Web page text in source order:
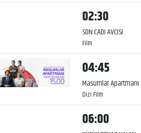
02:30
SON CADI AVCISI
Film
04:45
Masumlar Apartmanı
Dizi Film
06:00